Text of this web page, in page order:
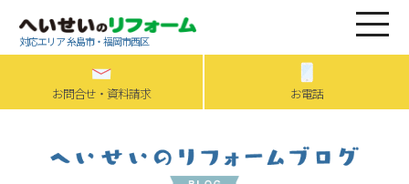
対応エリア 糸島市・福岡市西区
お問合せ・資料請求 お電話